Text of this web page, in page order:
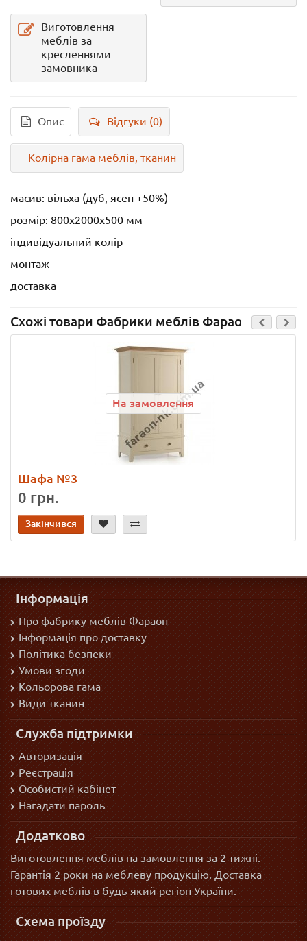
Виготовлення
меблів за
кресленнями
замовника
Опис Відгуки (0)
Колірна гама меблів, тканин
масив: вільха (дуб, ясен +50%)
розмір: 800х2000x500 мм
індивідуальний колір
монтаж
доставка
Схожі товари Фабрики меблів Фараон
На замовлення
Шафа №3
0 грн.
Закінчився
Інформація
Про фабрику меблів Фараон
Інформація про доставку
Політика безпеки
Умови згоди
Кольорова гама
Види тканин
Служба підтримки
Авторизація
Реєстрація
Особистий кабінет
Нагадати пароль
Додатково
Виготовлення меблів на замовлення за 2 тижні.
Гарантія 2 роки на меблеву продукцію. Доставка
готових меблів в будь-який регіон України.
Схема проїзду